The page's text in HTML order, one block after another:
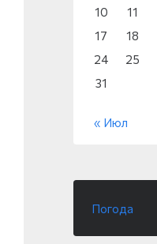
10
11
17
18
24
25
31
« Июл
Погода